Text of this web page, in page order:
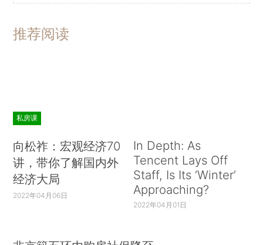
推荐阅读
私房课
向松祚：宏观经济70
讲，带你了解国内外
经济大局
2022年04月06日
In Depth: As
Tencent Lays Off
Staff, Is Its ‘Winter’
Approaching?
2022年04月01日